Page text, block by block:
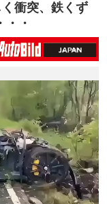
衝突、鉄くず
・